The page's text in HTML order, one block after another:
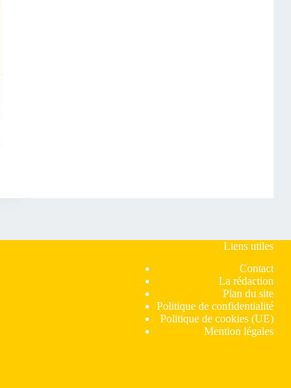
Liens utiles
Contact
La rédaction
Plan du site
Politique de confidentialité
Politique de cookies (UE)
Mention légales